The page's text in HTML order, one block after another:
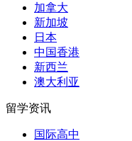
加拿大
新加坡
日本
中国香港
新西兰
澳大利亚
留学资讯
国际高中